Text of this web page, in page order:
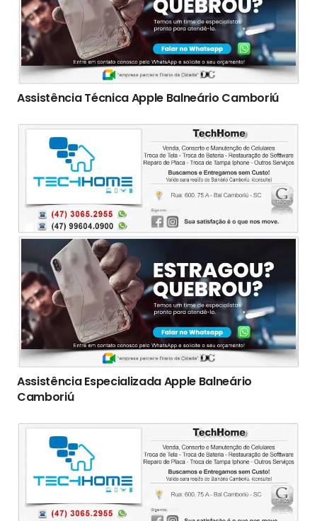
Assistência Técnica Apple Balneário Camboriú
Assistência Especializada Apple Balneário
Camboriú